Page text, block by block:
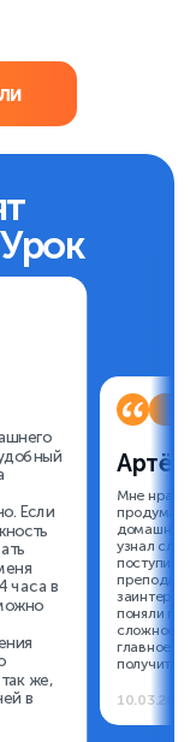
Если
часа в
же,
в
Артём
Мне
домашних
узнал
поступил.
поняли
главное
получится!